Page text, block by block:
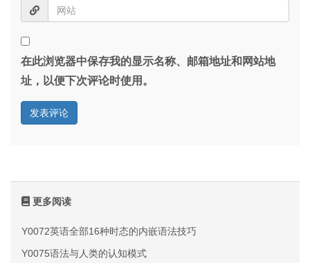
在此浏览器中保存我的显示名称、邮箱地址和网站地
址，以便下次评论时使用。
更多阅读
Y0072英语全部16种时态的内嵌语法技巧
Y0075语法与人类的认知模式